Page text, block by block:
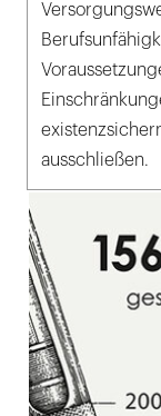
ausschließen.